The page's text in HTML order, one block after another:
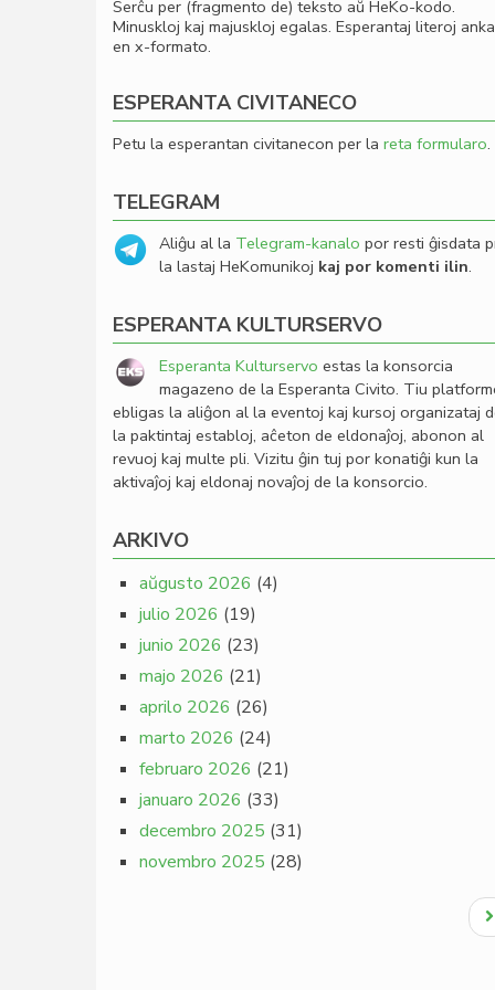
Serĉu per (fragmento de) teksto aŭ HeKo-kodo.
Minuskloj kaj majuskloj egalas. Esperantaj literoj
en x-formato.
ESPERANTA CIVITANECO
Petu la esperantan civitanecon per la reta formularo.
TELEGRAM
Aliĝu al la Telegram-kanalo por resti ĝisdata
la lastaj HeKomunikoj kaj por komenti ilin.
ESPERANTA KULTURSERVO
Esperanta Kulturservo estas la konsorcia
magazeno de la Esperanta Civito. Tiu
ebligas la aliĝon al la eventoj kaj kursoj organizataj
la paktintaj establoj, aĉeton de eldonaĵoj, abonon al
revuoj kaj multe pli. Vizitu ĝin tuj por konatiĝi kun la
aktivaĵoj kaj eldonaj novaĵoj de la konsorcio.
ARKIVO
aŭgusto 2026 (4)
julio 2026 (19)
junio 2026 (23)
majo 2026 (21)
aprilo 2026 (26)
marto 2026 (24)
februaro 2026 (21)
januaro 2026 (33)
decembro 2025 (31)
novembro 2025 (28)